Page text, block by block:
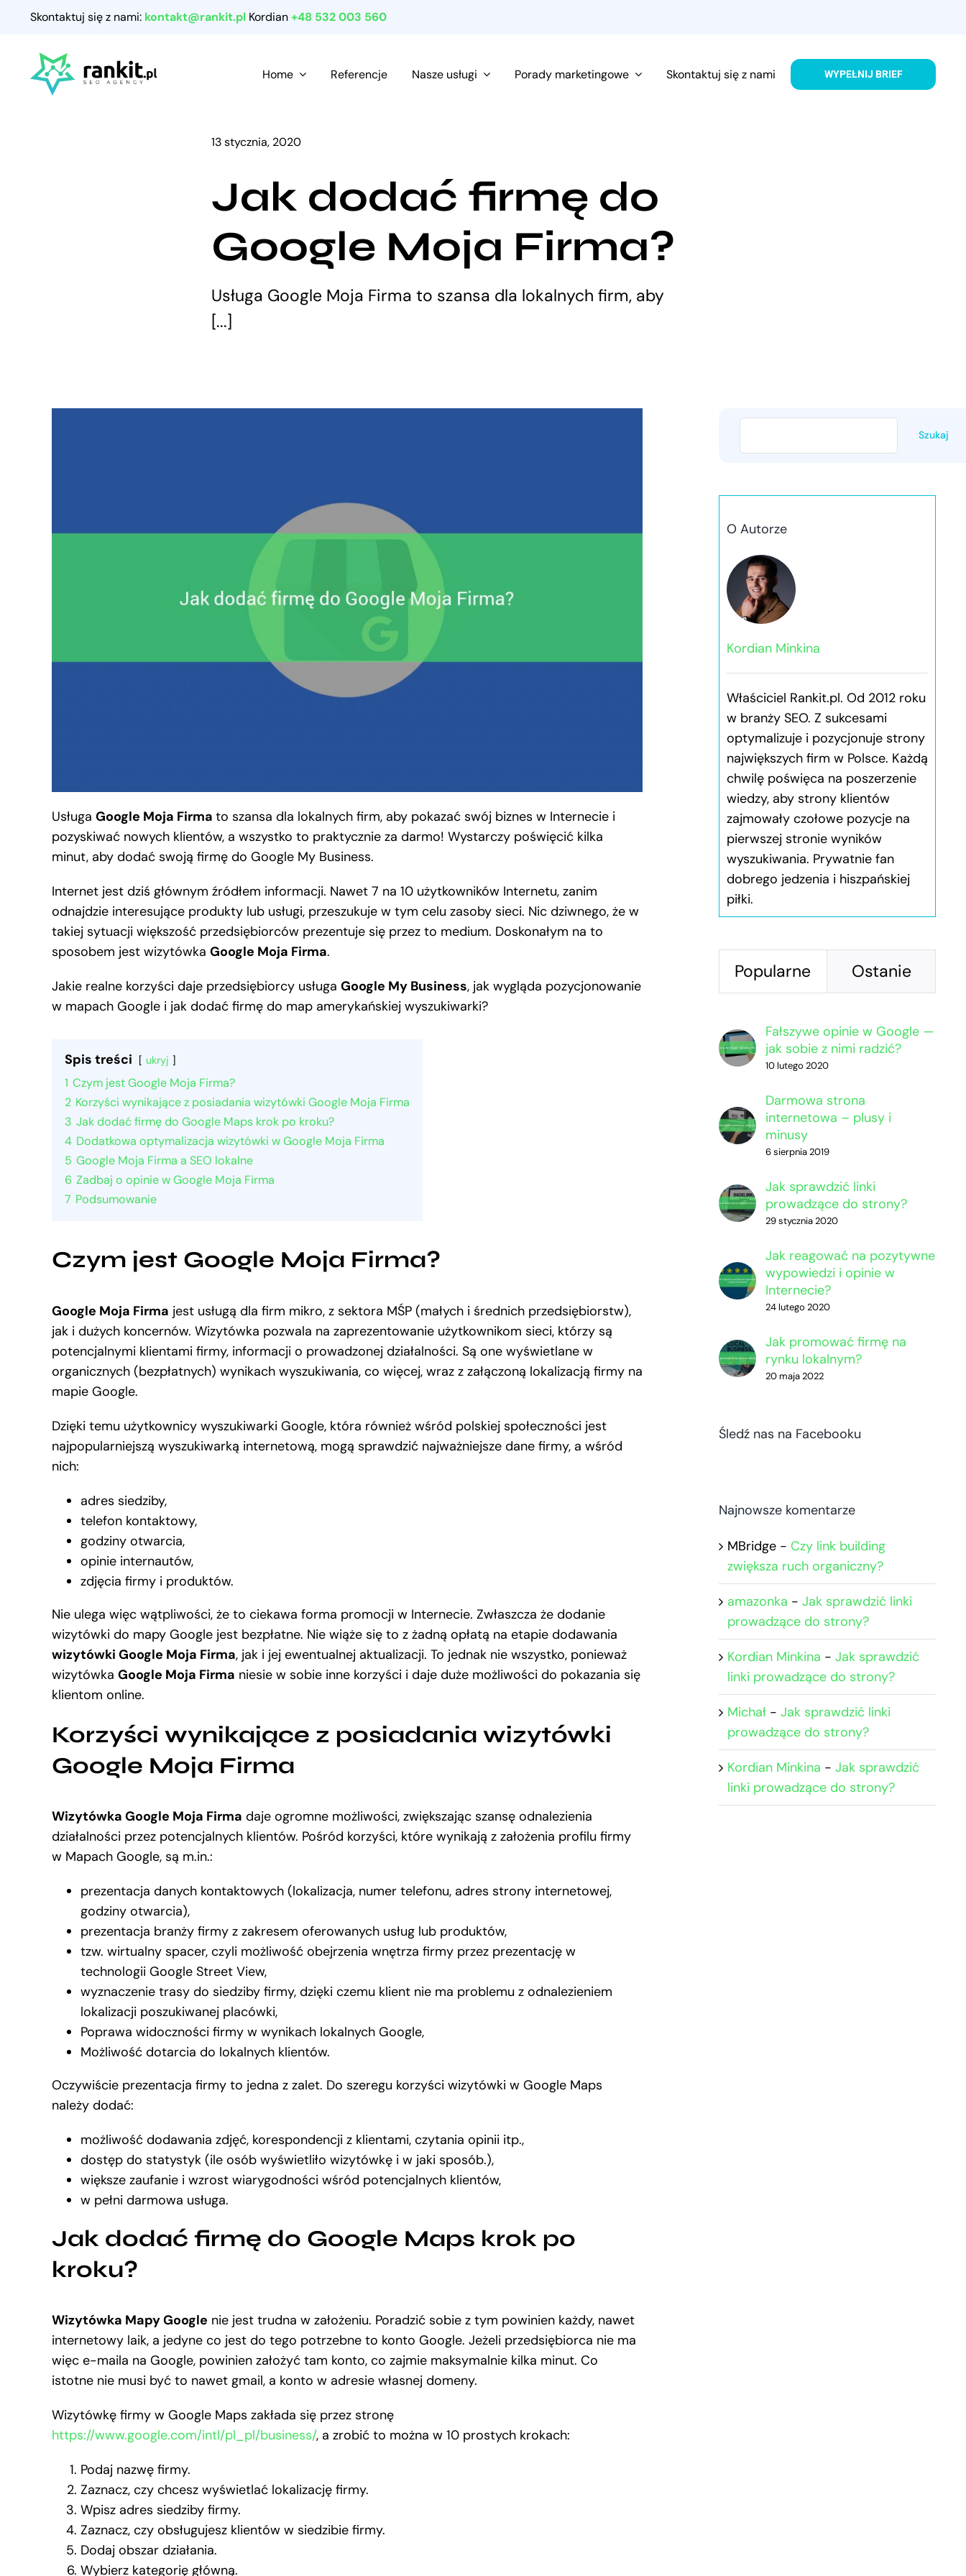
Przejdź
zawartości
Skontaktuj się z nami: kontakt@rankit.plKordian+48 532 003 560
Home Referencje Nasze usługi Porady marketingowe Skontaktuj się z nami WYPEŁNIJ BRIEF
13 stycznia, 2020
Jak dodać firmę do
Google Moja Firma?
Usługa Google Moja Firma to szansa dla lokalnych firm, aby
[...]
Usługa Google Moja Firma to szansa dla lokalnych firm, aby pokazać swój biznes w Internecie i
pozyskiwać nowych klientów, a wszystko to praktycznie za darmo! Wystarczy poświęcić kilka
minut, aby dodać swoją firmę do Google My Business.
Internet jest dziś głównym źródłem informacji. Nawet 7 na 10 użytkowników Internetu, zanim
odnajdzie interesujące produkty lub usługi, przeszukuje w tym celu zasoby sieci. Nic dziwnego, że w
takiej sytuacji większość przedsiębiorców prezentuje się przez to medium. Doskonałym na to
sposobem jest wizytówka Google Moja Firma.
Jakie realne korzyści daje przedsiębiorcy usługa Google My Business, jak wygląda pozycjonowanie
w mapach Google i jak dodać firmę do map amerykańskiej wyszukiwarki?
Spis treści ukryj
1 Czym jest Google Moja Firma?
2 Korzyści wynikające z posiadania wizytówki Google Moja Firma
3 Jak dodać firmę do Google Maps krok po kroku?
4 Dodatkowa optymalizacja wizytówki w Google Moja Firma
5 Google Moja Firma a SEO lokalne
6 Zadbaj o opinie w Google Moja Firma
7 Podsumowanie
Czym jest Google Moja Firma?
Google Moja Firma jest usługą dla firm mikro, z sektora MŚP (małych i średnich przedsiębiorstw),
jak i dużych koncernów. Wizytówka pozwala na zaprezentowanie użytkownikom sieci, którzy są
potencjalnymi klientami firmy, informacji o prowadzonej działalności. Są one wyświetlane w
organicznych (bezpłatnych) wynikach wyszukiwania, co więcej, wraz z załączoną lokalizacją firmy na
mapie Google.
Dzięki temu użytkownicy wyszukiwarki Google, która również wśród polskiej społeczności jest
najpopularniejszą wyszukiwarką internetową, mogą sprawdzić najważniejsze dane firmy, a wśród
nich:
adres siedziby,
telefon kontaktowy,
godziny otwarcia,
opinie internautów,
zdjęcia firmy i produktów.
Nie ulega więc wątpliwości, że to ciekawa forma promocji w Internecie. Zwłaszcza że dodanie
wizytówki do mapy Google jest bezpłatne. Nie wiąże się to z żadną opłatą na etapie dodawania
wizytówki Google Moja Firma, jak i jej ewentualnej aktualizacji. To jednak nie wszystko, ponieważ
wizytówka Google Moja Firma niesie w sobie inne korzyści i daje duże możliwości do pokazania się
klientom online.
Korzyści wynikające z posiadania wizytówki
Google Moja Firma
Wizytówka Google Moja Firma daje ogromne możliwości, zwiększając szansę odnalezienia
działalności przez potencjalnych klientów. Pośród korzyści, które wynikają z założenia profilu firmy
w Mapach Google, są m.in.:
prezentacja danych kontaktowych (lokalizacja, numer telefonu, adres strony internetowej,
godziny otwarcia),
prezentacja branży firmy z zakresem oferowanych usług lub produktów,
tzw. wirtualny spacer, czyli możliwość obejrzenia wnętrza firmy przez prezentację w
technologii Google Street View,
wyznaczenie trasy do siedziby firmy, dzięki czemu klient nie ma problemu z odnalezieniem
lokalizacji poszukiwanej placówki,
Poprawa widoczności firmy w wynikach lokalnych Google,
Możliwość dotarcia do lokalnych klientów.
Oczywiście prezentacja firmy to jedna z zalet. Do szeregu korzyści wizytówki w Google Maps
należy dodać:
możliwość dodawania zdjęć, korespondencji z klientami, czytania opinii itp.,
dostęp do statystyk (ile osób wyświetliło wizytówkę i w jaki sposób.),
większe zaufanie i wzrost wiarygodności wśród potencjalnych klientów,
w pełni darmowa usługa.
Jak dodać firmę do Google Maps krok po
kroku?
Wizytówka Mapy Google nie jest trudna w założeniu. Poradzić sobie z tym powinien każdy, nawet
internetowy laik, a jedyne co jest do tego potrzebne to konto Google. Jeżeli przedsiębiorca nie ma
więc e-maila na Google, powinien założyć tam konto, co zajmie maksymalnie kilka minut. Co
istotne nie musi być to nawet gmail, a konto w adresie własnej domeny.
Wizytówkę firmy w Google Maps zakłada się przez stronę
https://www.google.com/intl/pl_pl/business/, a zrobić to można w 10 prostych krokach:
Podaj nazwę firmy.
Zaznacz, czy chcesz wyświetlać lokalizację firmy.
Wpisz adres siedziby firmy.
Zaznacz, czy obsługujesz klientów w siedzibie firmy.
Dodaj obszar działania.
Wybierz kategorię główną.
Szukaj
O Autorze
Kordian Minkina
Właściciel Rankit.pl. Od 2012 roku
w branży SEO. Z sukcesami
optymalizuje i pozycjonuje strony
największych firm w Polsce. Każdą
chwilę poświęca na poszerzenie
wiedzy, aby strony klientów
zajmowały czołowe pozycje na
pierwszej stronie wyników
wyszukiwania. Prywatnie fan
dobrego jedzenia i hiszpańskiej
piłki.
Popularne Ostanie
Fałszywe opinie w Google —
jak sobie z nimi radzić?
10 lutego 2020
Darmowa strona
internetowa – plusy i
minusy
6 sierpnia 2019
Jak sprawdzić linki
prowadzące do strony?
29 stycznia 2020
Jak reagować na pozytywne
wypowiedzi i opinie w
Internecie?
24 lutego 2020
Jak promować firmę na
rynku lokalnym?
20 maja 2022
Śledź nas na Facebooku
Najnowsze komentarze
MBridge- Czy link building
zwiększa ruch organiczny?
amazonka - Jak sprawdzić linki
prowadzące do strony?
Kordian Minkina - Jak sprawdzić
linki prowadzące do strony?
Michał- Jak sprawdzić linki
prowadzące do strony?
Kordian Minkina - Jak sprawdzić
linki prowadzące do strony?